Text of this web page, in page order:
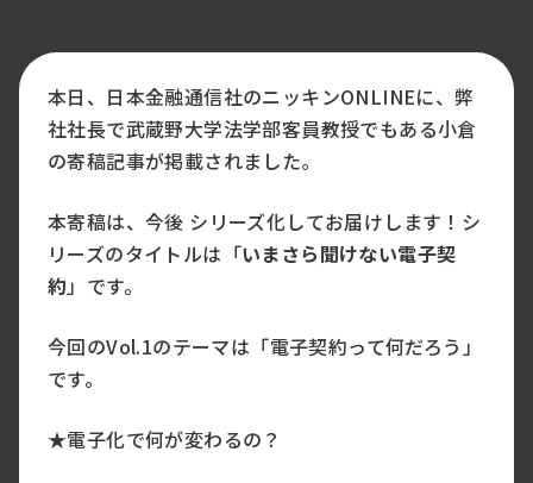
本日、日本金融通信社のニッキンONLINEに、弊
社社長で武蔵野大学法学部客員教授でもある小倉
の寄稿記事が掲載されました。
本寄稿は、今後 シリーズ化してお届けします！シ
リーズのタイトルは「いまさら聞けない電子契
約」です。
今回のVol.1のテーマは「電子契約って何だろう」
です。
★電子化で何が変わるの？